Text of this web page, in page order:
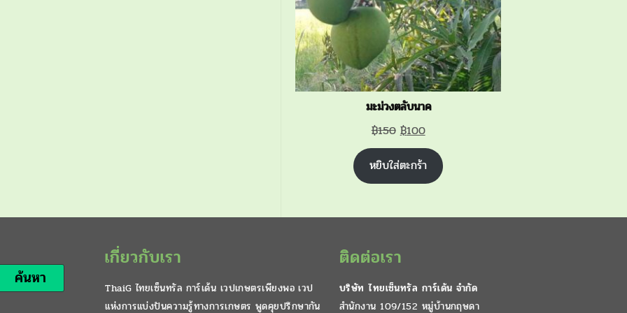
มะม่วงตลับนาค
฿150 Original
price
was:
฿150.
฿100Current
price
is:
฿100.
หยิบใส่ตะกร้า
ค้นหา
เกี่ยวกับเรา
ThaiG ไทยเซ็นทรัล การ์เด้น เวปเกษตรเพียงพอ เวป
แห่งการแบ่งปันความรู้ทางการเกษตร พูดคุยปรึกษากัน
ติดต่อเรา
บริษัท ไทยเซ็นทรัล การ์เด้น จำกัด
สำนักงาน 109/152 หมู่บ้านกฤษดา